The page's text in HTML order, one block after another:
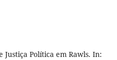
Justiça Política em Rawls. In: